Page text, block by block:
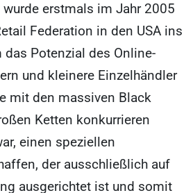
wurde erstmals im Jahr 2005
Federation in den USA ins
das Potenzial des Online-
und kleinere Einzelhändler
mit den massiven Black
Ketten konkurrieren
einen speziellen
der ausschließlich auf
ausgerichtet ist und somit